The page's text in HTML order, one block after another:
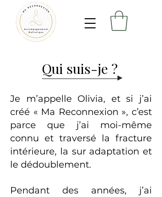
Qui suis-je ?
Je m’appelle Olivia, et si j’ai
créé « Ma Reconnexion », c’est
parce que j’ai moi-même
connu et traversé la fracture
intérieure, la sur adaptation et
le dédoublement.
Pendant des années, j’ai